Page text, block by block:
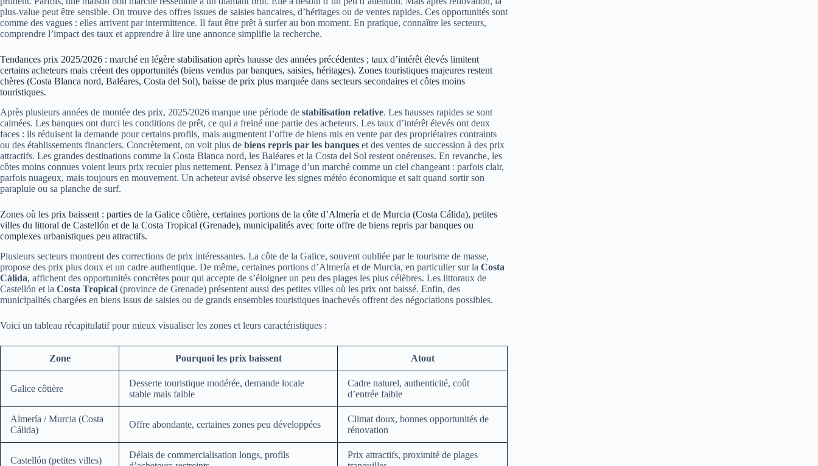
plus-value peut être sensible. On trouve des offres issues de saisies bancaires, d’héritages ou de ventes rapides. Ces opportunités sont
comme des vagues : elles arrivent par intermittence. Il faut être prêt à surfer au bon moment. En pratique, connaître les secteurs,
comprendre l’impact des taux et apprendre à lire une annonce simplifie la recherche.
Tendances prix 2025/2026 : marché en légère stabilisation après hausse des années précédentes ; taux d’intérêt élevés limitent
certains acheteurs mais créent des opportunités (biens vendus par banques, saisies, héritages). Zones touristiques majeures restent
chères (Costa Blanca nord, Baléares, Costa del Sol), baisse de prix plus marquée dans secteurs secondaires et côtes moins
touristiques.
Après plusieurs années de montée des prix, 2025/2026 marque une période de stabilisation relative. Les hausses rapides se sont
calmées. Les banques ont durci les conditions de prêt, ce qui a freiné une partie des acheteurs. Les taux d’intérêt élevés ont deux
faces : ils réduisent la demande pour certains profils, mais augmentent l’offre de biens mis en vente par des propriétaires contraints
ou des établissements financiers. Concrètement, on voit plus de biens repris par les banques et des ventes de succession à des prix
attractifs. Les grandes destinations comme la Costa Blanca nord, les Baléares et la Costa del Sol restent onéreuses. En revanche, les
côtes moins connues voient leurs prix reculer plus nettement. Pensez à l’image d’un marché comme un ciel changeant : parfois clair,
parfois nuageux, mais toujours en mouvement. Un acheteur avisé observe les signes météo économique et sait quand sortir son
parapluie ou sa planche de surf.
Zones où les prix baissent : parties de la Galice côtière, certaines portions de la côte d’Almería et de Murcia (Costa Cálida), petites
villes du littoral de Castellón et de la Costa Tropical (Grenade), municipalités avec forte offre de biens repris par banques ou
complexes urbanistiques peu attractifs.
Plusieurs secteurs montrent des corrections de prix intéressantes. La côte de la Galice, souvent oubliée par le tourisme de masse,
propose des prix plus doux et un cadre authentique. De même, certaines portions d’Almería et de Murcia, en particulier sur la Costa
Cálida, affichent des opportunités concrètes pour qui accepte de s’éloigner un peu des plages les plus célèbres. Les littoraux de
Castellón et la Costa Tropical (province de Grenade) présentent aussi des petites villes où les prix ont baissé. Enfin, des
municipalités chargées en biens issus de saisies ou de grands ensembles touristiques inachevés offrent des négociations possibles.
Voici un tableau récapitulatif pour mieux visualiser les zones et leurs caractéristiques :
Zone Pourquoi les prix baissent Atout
Galice côtière
Desserte touristique modérée, demande locale
stable mais faible
Cadre naturel, authenticité, coût
d’entrée faible
Almería / Murcia (Costa
Cálida)
Offre abondante, certaines zones peu développées
Climat doux, bonnes opportunités de
rénovation
Castellón (petites villes)
Délais de commercialisation longs, profils
Prix attractifs, proximité de plages